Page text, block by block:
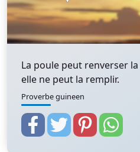
La poule peut renverser
elle ne peut la remplir.
Proverbe guineen